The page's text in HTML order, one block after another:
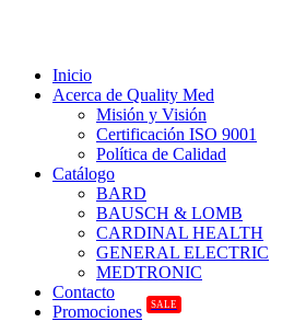
Inicio
Acerca de Quality Med
Misión y Visión
Certificación ISO 9001
Política de Calidad
Catálogo
BARD
BAUSCH & LOMB
CARDINAL HEALTH
GENERAL ELECTRIC
MEDTRONIC
Contacto
Promociones
SALE